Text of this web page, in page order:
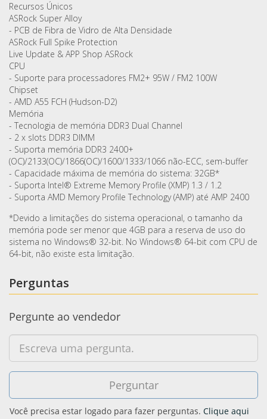
Recursos Únicos
ASRock Super Alloy
- PCB de Fibra de Vidro de Alta Densidade
ASRock Full Spike Protection
Live Update & APP Shop ASRock
CPU
- Suporte para processadores FM2+ 95W / FM2 100W
Chipset
- AMD A55 FCH (Hudson-D2)
Memória
- Tecnologia de memória DDR3 Dual Channel
- 2 x slots DDR3 DIMM
- Suporta memória DDR3 2400+
(OC)/2133(OC)/1866(OC)/1600/1333/1066 não-ECC, sem-buffer
- Capacidade máxima de memória do sistema: 32GB*
- Suporta Intel® Extreme Memory Profile (XMP) 1.3 / 1.2
- Suporta AMD Memory Profile Technology (AMP) até AMP 2400
*Devido a limitações do sistema operacional, o tamanho da
memória pode ser menor que 4GB para a reserva de uso do
sistema no Windows® 32-bit. No Windows® 64-bit com CPU de
64-bit, não existe esta limitação.
Perguntas
Pergunte ao vendedor
Você precisa estar logado para fazer perguntas. Clique aqui